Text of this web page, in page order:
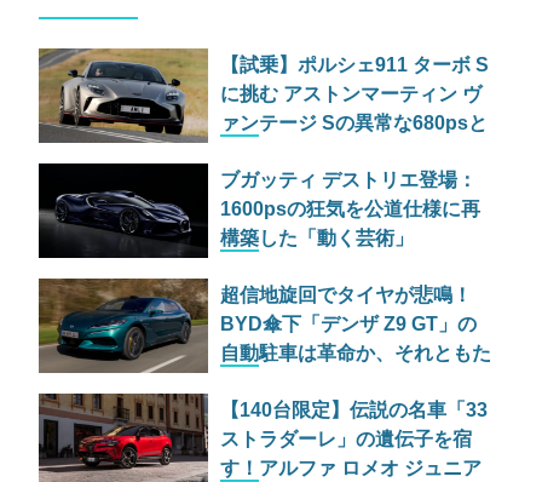
【試乗】ポルシェ911 ターボ S
に挑む アストンマーティン ヴ
ァンテージ Sの異常な680psと
ブガッティ デストリエ登場：
1600psの狂気を公道仕様に再
構築した「動く芸術」
超信地旋回でタイヤが悲鳴！
BYD傘下「デンザ Z9 GT」の
自動駐車は革命か、それともた
【140台限定】伝説の名車「33
ストラダーレ」の遺伝子を宿
す！アルファ ロメオ ジュニア